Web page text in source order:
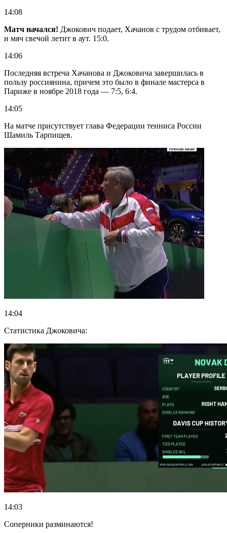
14:08
Матч начался! Джокович подает, Хачанов с трудом отбивает,
и мяч свечой летит в аут. 15:0.
14:06
Последняя встреча Хачанова и Джоковича завершилась в
пользу россиянина, причем это было в финале мастерса в
Париже в ноябре 2018 года — 7:5, 6:4.
14:05
На матче присутствует глава Федерации тенниса России
Шамиль Тарпищев.
14:04
Статистика Джоковича:
14:03
Соперники разминаются!